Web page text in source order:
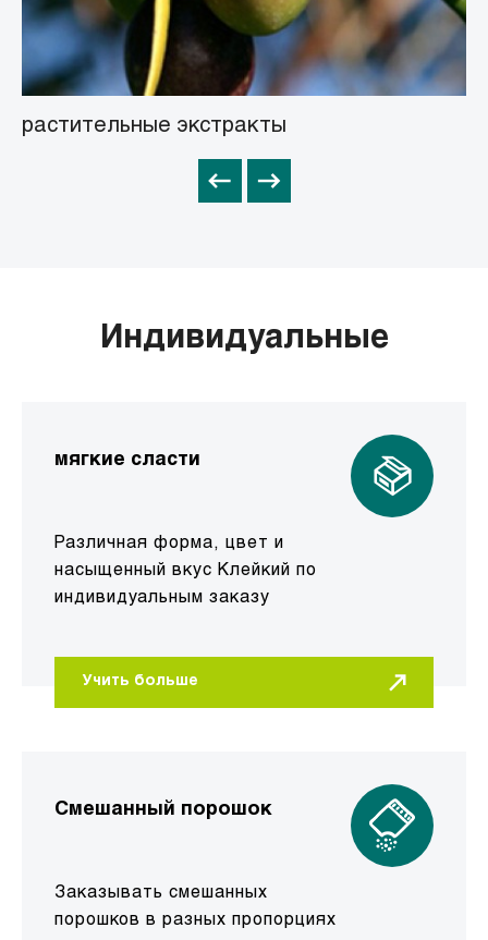
растительные экстракты
Индивидуальные
мягкие сласти
Различная форма, цвет и
насыщенный вкус Клейкий по
индивидуальным заказу
Учить больше
Смешанный порошок
Заказывать смешанных
порошков в разных пропорциях